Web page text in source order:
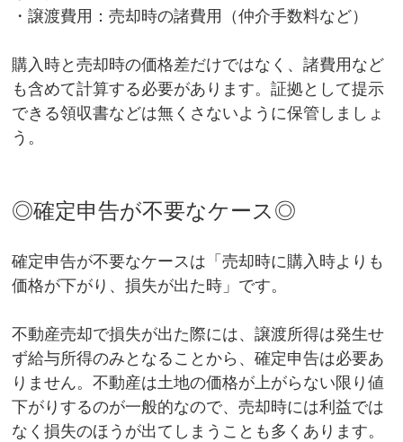
・譲渡費用：売却時の諸費用（仲介手数料など）
購入時と売却時の価格差だけではなく、諸費用など
も含めて計算する必要があります。証拠として提示
できる領収書などは無くさないように保管しましょ
う。
◎確定申告が不要なケース◎
確定申告が不要なケースは「売却時に購入時よりも
価格が下がり、損失が出た時」です。
不動産売却で損失が出た際には、譲渡所得は発生せ
ず給与所得のみとなることから、確定申告は必要あ
りません。不動産は土地の価格が上がらない限り値
下がりするのが一般的なので、売却時には利益では
なく損失のほうが出てしまうことも多くあります。